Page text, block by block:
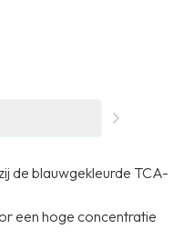
de blauwgekleurde TCA-
een hoge concentratie